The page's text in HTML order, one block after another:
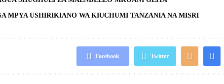
MPYA USHIRIKIANO WA KIUCHUMI TANZANIA NA MISRI
Facebook Twitter